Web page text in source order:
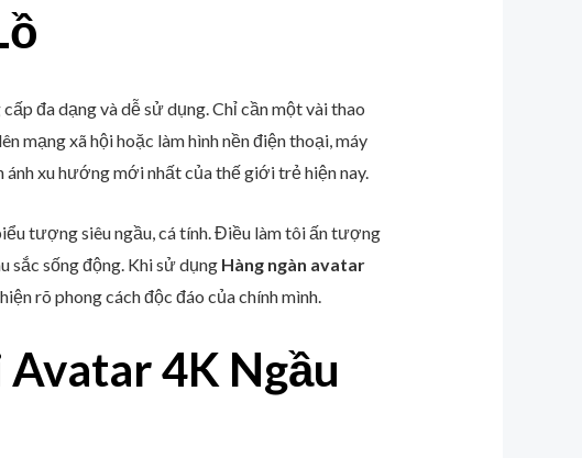
đa dạng và dễ sử dụng. Chỉ cần một vài thao
mạng xã hội hoặc làm hình nền điện thoại, máy
ánh xu hướng mới nhất của thế giới trẻ hiện nay.
tượng siêu ngầu, cá tính. Điều làm tôi ấn tượng
sắc sống động. Khi sử dụng Hàng ngàn avatar
rõ phong cách độc đáo của chính mình.
4K Ngầu